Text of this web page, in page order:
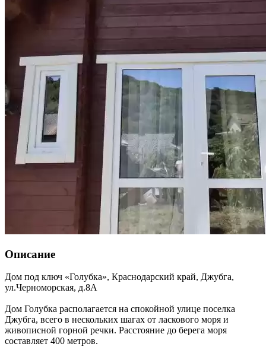
Описание
Дом под ключ «Голубка», Краснодарский край, Джубга,
ул.Черноморская, д.8А
Дом Голубка располагается на спокойной улице поселка
Джубга, всего в нескольких шагах от ласкового моря и
живописной горной речки. Расстояние до берега моря
составляет 400 метров.